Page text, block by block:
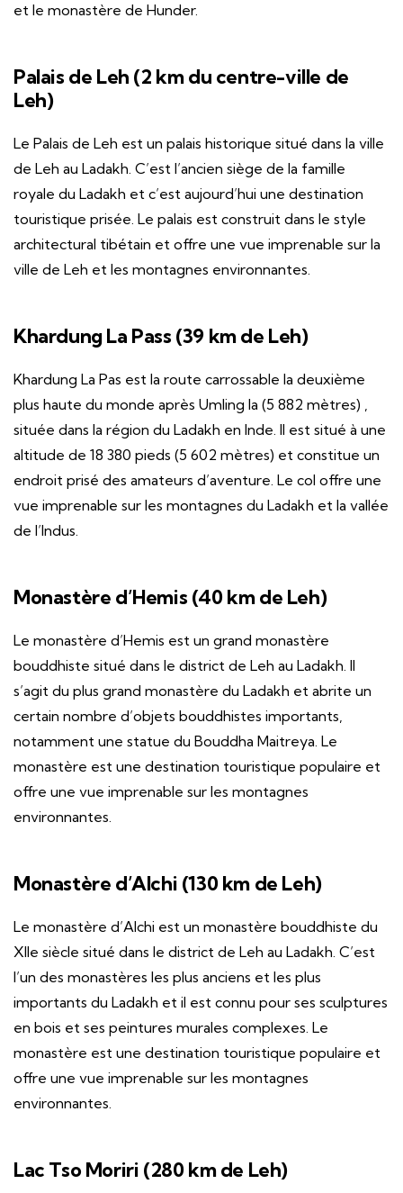
et le monastère de Hunder.
Palais de Leh (2 km du centre-ville de
Leh)
Le Palais de Leh est un palais historique situé dans la ville
de Leh au Ladakh. C’est l’ancien siège de la famille
royale du Ladakh et c’est aujourd’hui une destination
touristique prisée. Le palais est construit dans le style
architectural tibétain et offre une vue imprenable sur la
ville de Leh et les montagnes environnantes.
Khardung La Pass (39 km de Leh)
Khardung La Pas est la route carrossable la deuxième
plus haute du monde après Umling la (5 882 mètres) ,
située dans la région du Ladakh en Inde. Il est situé à une
altitude de 18 380 pieds (5 602 mètres) et constitue un
endroit prisé des amateurs d’aventure. Le col offre une
vue imprenable sur les montagnes du Ladakh et la vallée
de l’Indus.
Monastère d’Hemis (40 km de Leh)
Le monastère d’Hemis est un grand monastère
bouddhiste situé dans le district de Leh au Ladakh. Il
s’agit du plus grand monastère du Ladakh et abrite un
certain nombre d’objets bouddhistes importants,
notamment une statue du Bouddha Maitreya. Le
monastère est une destination touristique populaire et
offre une vue imprenable sur les montagnes
environnantes.
Monastère d’Alchi (130 km de Leh)
Le monastère d’Alchi est un monastère bouddhiste du
XIIe siècle situé dans le district de Leh au Ladakh. C’est
l’un des monastères les plus anciens et les plus
importants du Ladakh et il est connu pour ses sculptures
en bois et ses peintures murales complexes. Le
monastère est une destination touristique populaire et
offre une vue imprenable sur les montagnes
environnantes.
Lac Tso Moriri (280 km de Leh)